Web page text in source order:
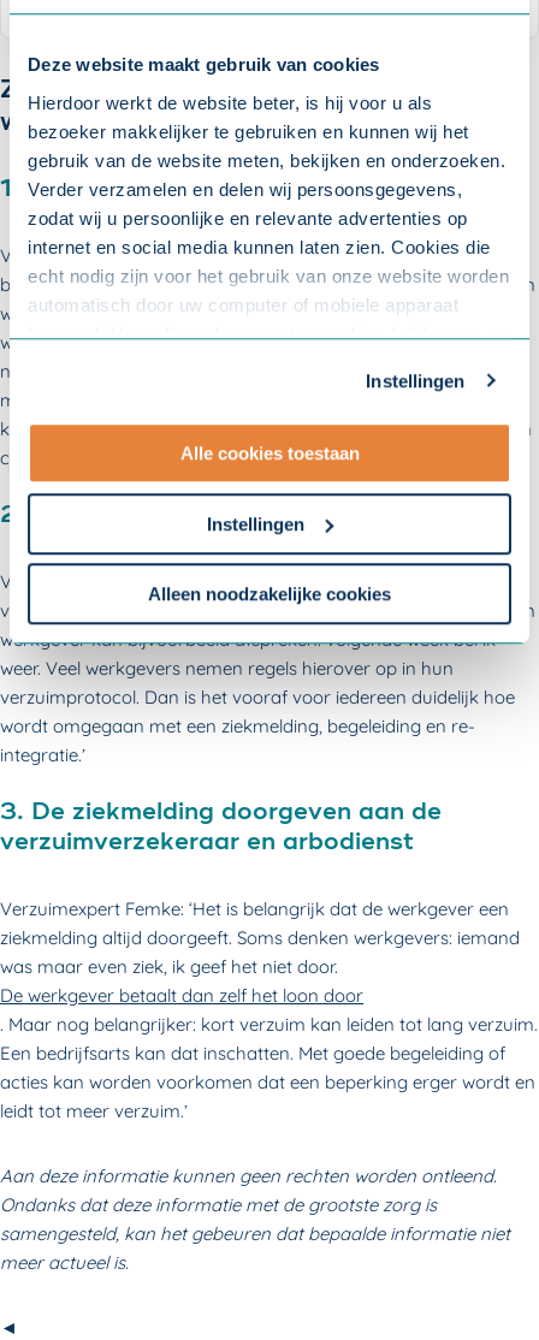
Deze website maakt gebruik van cookies
Hierdoor werkt de website beter, is hij voor u als
bezoeker makkelijker te gebruiken en kunnen wij het
gebruik van de website meten, bekijken en onderzoeken.
Verder verzamelen en delen wij persoonsgegevens,
zodat wij u persoonlijke en relevante advertenties op
internet en social media kunnen laten zien. Cookies die
echt nodig zijn voor het gebruik van onze website worden
automatisch door uw computer of mobiele apparaat
bewaard. Voor alle andere soorten cookies hebben we uw
aanpassen. Met uw toestemming delen wij uw gegevens
met onze10 partners.
- Lees hier onzeprivacyverklaringen onze
Om uw toestemmingsvoorkeur te wijzigen, klikt u op
Instellingen
Alle cookies toestaan
Instellingen
Alleen noodzakelijke cookies
Zieke medewerker? Dit kan een
werkgever doen:
1. Informeer naar de verwachte ziekteduur
Verzuimexpert Femke: ‘Meldt een medewerker zich ziek? Ik
begrijp dat een werkgever wil weten waar hij of zij aan toe is. Een
werkgever mag niet vragen naar de medische situatie. Vragen
waarom een medewerker zich ziekmeldt, mag dus niet. Vragen
naar de verwachte ziekteduur mag wel. Verwacht de
medewerker er volgende week weer te zijn of is terugkeer op
korte termijn niet mogelijk? En zijn er taken of afspraken die een
collega moet overnemen?’
2. Spreek af wanneer er weer contact is
Verzuimexpert Femke: ‘Afspreken wanneer er contact is, zorgt
voor duidelijkheid bij zowel de werkgever als de medewerker. Een
werkgever kan bijvoorbeeld afspreken: volgende week bel ik
weer. Veel werkgevers nemen regels hierover op in hun
verzuimprotocol. Dan is het vooraf voor iedereen duidelijk hoe
wordt omgegaan met een ziekmelding, begeleiding en re-
integratie.’
3. De ziekmelding doorgeven aan de
verzuimverzekeraar en arbodienst
Verzuimexpert Femke: ‘Het is belangrijk dat de werkgever een
ziekmelding altijd doorgeeft. Soms denken werkgevers: iemand
was maar even ziek, ik geef het niet door.
De werkgever betaalt dan zelf het loon door
. Maar nog belangrijker: kort verzuim kan leiden tot lang verzuim.
Een bedrijfsarts kan dat inschatten. Met goede begeleiding of
acties kan worden voorkomen dat een beperking erger wordt en
leidt tot meer verzuim.’
Aan deze informatie kunnen geen rechten worden ontleend.
Ondanks dat deze informatie met de grootste zorg is
samengesteld, kan het gebeuren dat bepaalde informatie niet
meer actueel is.
◄